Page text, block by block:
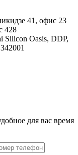
41, офис 23
428
Silicon Oasis, DDP,
для вас время